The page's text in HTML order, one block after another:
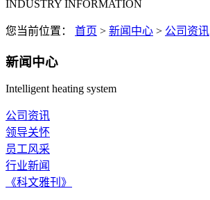
INDUSTRY INFORMATION
您当前位置： 首页 > 新闻中心 > 公司资讯
新闻中心
Intelligent heating system
公司资讯
领导关怀
员工风采
行业新闻
《科文雅刊》